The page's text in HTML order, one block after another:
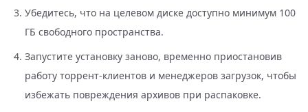
Убедитесь, что на целевом диске доступно минимум 100
ГБ свободного пространства.
Запустите установку заново, временно приостановив
работу торрент-клиентов и менеджеров загрузок, чтобы
избежать повреждения архивов при распаковке.